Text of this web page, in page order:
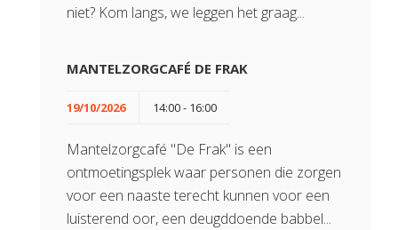
niet? Kom langs, we leggen het graag...
MANTELZORGCAFÉ DE FRAK
19/10/2026 14:00 - 16:00
Mantelzorgcafé "De Frak" is een
ontmoetingsplek waar personen die zorgen
voor een naaste terecht kunnen voor een
luisterend oor, een deugddoende babbel...